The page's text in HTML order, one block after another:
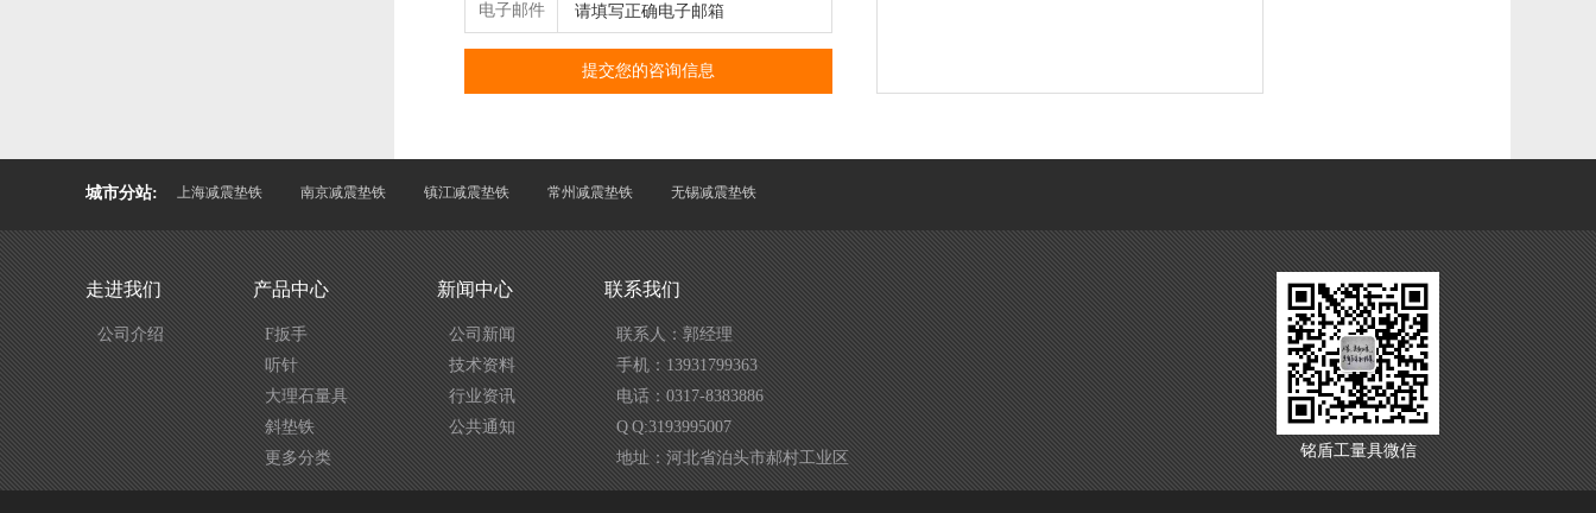
电子邮件
城市分站: 上海减震垫铁 南京减震垫铁 镇江减震垫铁 常州减震垫铁 无锡减震垫铁
走进我们
公司介绍
产品中心
F扳手
听针
大理石量具
斜垫铁
更多分类
新闻中心
公司新闻
技术资料
行业资讯
公共通知
联系我们
联系人：郭经理
手机：13931799363
电话：0317-8383886
Q Q:3193995007
地址：河北省泊头市郝村工业区
铭盾工量具微信